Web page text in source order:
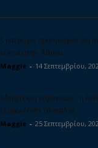
5 υπέροχοι προορισμοί για
κοντά στην Αθήνα
Maggie - 14 Σεπτεμβρίου,
Μπιφτέκια λαχανικών, η
ξετρελλάνει τα παιδιά
Maggie - 25 Σεπτεμβρίου,